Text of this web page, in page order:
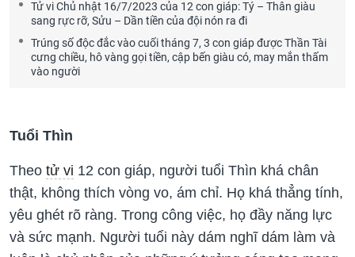
Tử vi Chủ nhật 16/7/2023 của 12 con giáp: Tý – Thân giàu
sang rực rỡ, Sửu – Dần tiền của đội nón ra đi
Trúng số độc đắc vào cuối tháng 7, 3 con giáp được Thần Tài
cưng chiều, hô vàng gọi tiền, cập bến giàu có, may mắn thấm
vào người
Tuổi Thìn
Theo tử vi 12 con giáp, người tuổi Thìn khá chân
thật, không thích vòng vo, ám chỉ. Họ khá thẳng tính,
yêu ghét rõ ràng. Trong công việc, họ đầy năng lực
và sức mạnh. Người tuổi này dám nghĩ dám làm và